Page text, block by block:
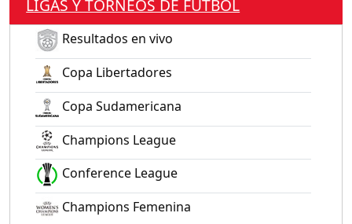
LIGAS Y TORNEOS DE FÚTBOL
Resultados en vivo
Copa Libertadores
Copa Sudamericana
Champions League
Conference League
Champions Femenina